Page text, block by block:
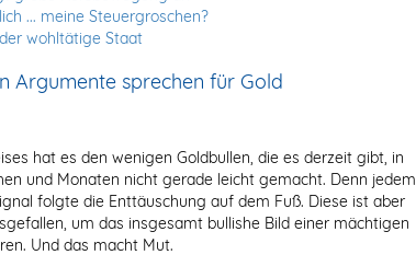
... meine Steuergroschen?
wohltätige Staat
Argumente sprechen für Gold
hat es den wenigen Goldbullen, die es derzeit gibt, in
und Monaten nicht gerade leicht gemacht. Denn jedem
folgte die Enttäuschung auf dem Fuß. Diese ist aber
um das insgesamt bullishe Bild einer mächtigen
Und das macht Mut.